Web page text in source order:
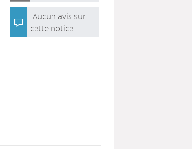
Aucun avis sur
cette notice.